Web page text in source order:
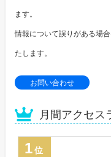
ます。
情報について誤りがある場
たします。
お問い合わせ
月間アクセス
1位